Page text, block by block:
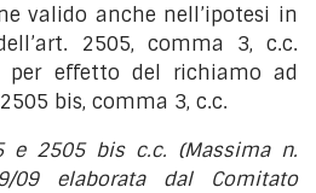
valido anche nell’ipotesi in
2505, comma 3, c.c.
per effetto del richiamo ad
bis, comma 3, c.c.
e 2505 bis c.c. (Massima n.
elaborata dal Comitato